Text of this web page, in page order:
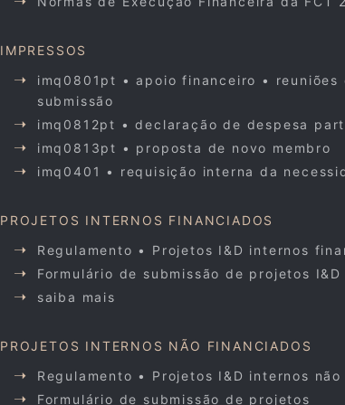
IMPRESSOS
imq0801pt • apoio financeiro •
submissão
imq0812pt • declaração de despesa
imq0813pt • proposta de novo membro
imq0401 • requisição interna da
PROJETOS INTERNOS FINANCIADOS
Regulamento • Projetos I&D internos
Formulário de submissão de projetos
saiba mais
PROJETOS INTERNOS NÃO FINANCIADOS
Regulamento • Projetos I&D internos
Formulário de submissão de projetos